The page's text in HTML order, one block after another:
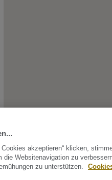
Cookies akzeptieren“ klicken,
die Websitenavigation zu
zu unterstützen.